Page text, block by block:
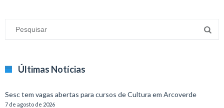
Últimas Notícias
Sesc tem vagas abertas para cursos de Cultura em Arcoverde
7 de agosto de 2026